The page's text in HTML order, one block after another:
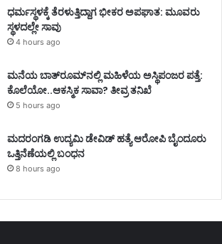
ಧರ್ಮಸ್ಥಳಕ್ಕೆ ತೆರಳುತ್ತಿದ್ದಾಗ ಭೀಕರ ಅಪಘಾತ: ಮೂವರು
ಸ್ಥಳದಲ್ಲೇ ಸಾವು
4 hours ago
ಮನೆಯ ಬಾತ್‌ರೂಮ್‌ನಲ್ಲಿ ಮಹಿಳೆಯ ಅಸ್ಥಿಪಂಜರ ಪತ್ತೆ:
ಕೊಲೆಯೋ..ಆಕಸ್ಮಿಕ ಸಾವಾ? ತೀವ್ರ ತನಿಖೆ
5 hours ago
ಮದರಂಗಡಿ ಉದ್ಯಮಿ ಡೇವಿಡ್ ಹತ್ಯೆ ಆರೋಪಿ ಬೈಂದೂರು
ಒತ್ತಿನೆಣೆಯಲ್ಲಿ ಬಂಧನ
8 hours ago